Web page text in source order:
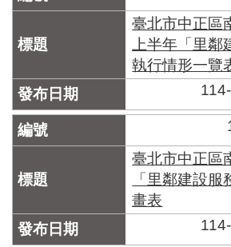
臺北市中正區
上半年「里鄰
執行情形一覽
臺北市中正區
「里鄰建設
畫表